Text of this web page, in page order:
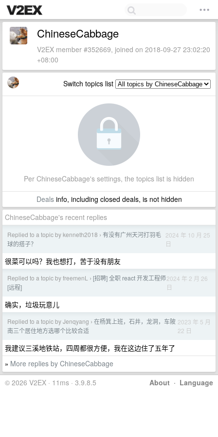
ChineseCabbage
V2EX member #352669, joined on 2018-09-27 23:02:20
+08:00
Switch topics list
Per ChineseCabbage's settings, the topics list is hidden
Dealsinfo, including closed deals, is not hidden
ChineseCabbage's recent replies
Replied to a topic by kenneth2018 › 有没有广州天河打羽毛
球的搭子？
2024 年 10 月 25
日
很菜可以吗？我也想打，苦于没有朋友
Replied to a topic by freemenL › [招聘] 全职 react 开发工程师
[远程]
2024 年 2 月 26
日
确实，垃圾玩意儿
Replied to a topic by Jenqyang › 在杨箕上班，石井，龙洞，车陂
南三个居住地方选哪个比较合适
2023 年 5 月
22 日
我建议三溪地铁站，四周都很方便，我在这边住了五年了
» More replies by ChineseCabbage
About · Language
© 2026 V2EX · 11ms · 3.9.8.5